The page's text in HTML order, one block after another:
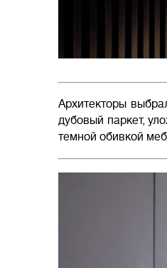
Архитекторы
дубовый паркет,
темной обивкой